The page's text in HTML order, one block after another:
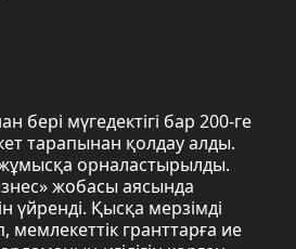
мүгедектігі бар 200-ге
тарапынан қолдау алды.
орналастырылды.
жобасы аясында
үйренді. Қысқа мерзімді
мемлекеттік гранттарға ие